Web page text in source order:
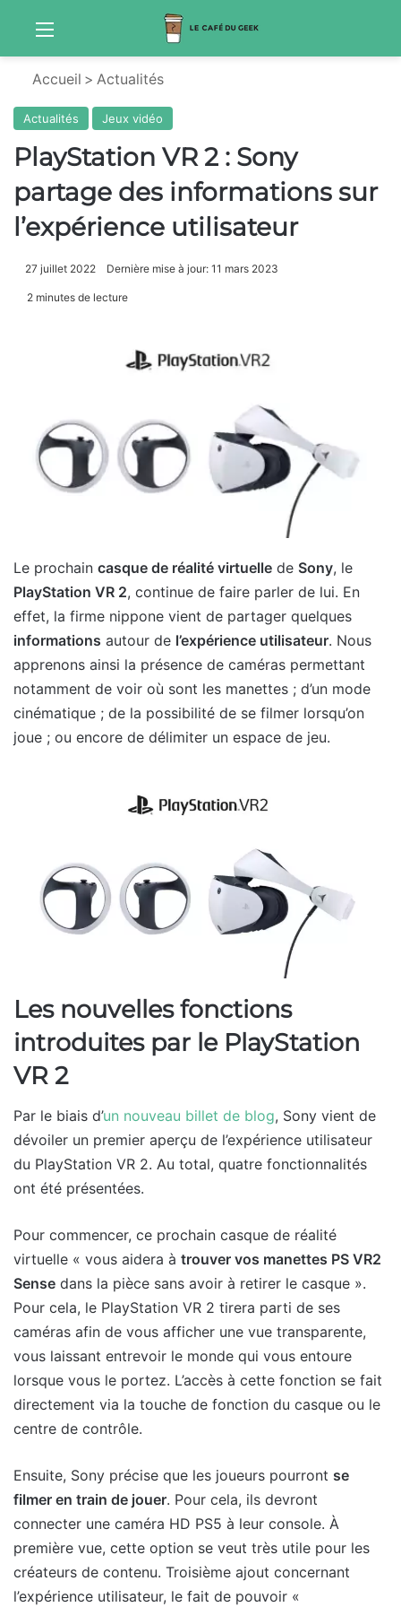
Menu
Accueil > Actualités
Actualités Jeux vidéo
PlayStation VR 2 : Sony
partage des informations sur
l’expérience utilisateur
27 juillet 2022 Dernière mise à jour: 11 mars 2023
2 minutes de lecture
Le prochain casque de réalité virtuelle de Sony, le
PlayStation VR 2, continue de faire parler de lui. En
effet, la firme nippone vient de partager quelques
informations autour de l’expérience utilisateur. Nous
apprenons ainsi la présence de caméras permettant
notamment de voir où sont les manettes ; d’un mode
cinématique ; de la possibilité de se filmer lorsqu’on
joue ; ou encore de délimiter un espace de jeu.
Les nouvelles fonctions
introduites par le PlayStation
VR 2
Par le biais d’un nouveau billet de blog, Sony vient de
dévoiler un premier aperçu de l’expérience utilisateur
du PlayStation VR 2. Au total, quatre fonctionnalités
ont été présentées.
Pour commencer, ce prochain casque de réalité
virtuelle « vous aidera à trouver vos manettes PS VR2
Sense dans la pièce sans avoir à retirer le casque ».
Pour cela, le PlayStation VR 2 tirera parti de ses
caméras afin de vous afficher une vue transparente,
vous laissant entrevoir le monde qui vous entoure
lorsque vous le portez. L’accès à cette fonction se fait
directement via la touche de fonction du casque ou le
centre de contrôle.
Ensuite, Sony précise que les joueurs pourront se
filmer en train de jouer. Pour cela, ils devront
connecter une caméra HD PS5 à leur console. À
première vue, cette option se veut très utile pour les
créateurs de contenu. Troisième ajout concernant
l’expérience utilisateur, le fait de pouvoir «